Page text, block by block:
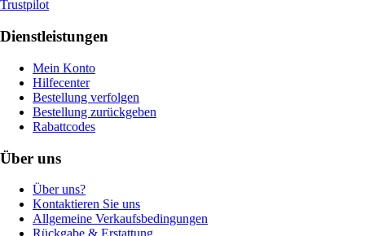
Trustpilot
Dienstleistungen
Mein Konto
Hilfecenter
Bestellung verfolgen
Bestellung zurückgeben
Rabattcodes
Über uns
Über uns?
Kontaktieren Sie uns
Allgemeine Verkaufsbedingungen